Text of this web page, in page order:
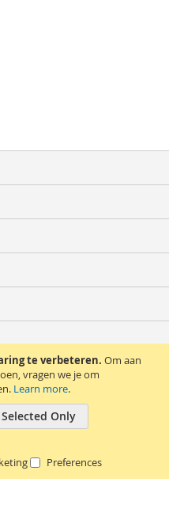
te verbeteren. Om aan
vragen we je om
Learn more.
Only
Preferences